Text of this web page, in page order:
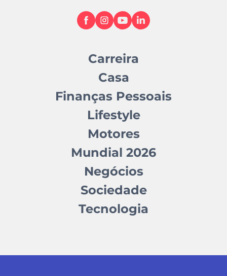
Carreira
Casa
Finanças Pessoais
Lifestyle
Motores
Mundial 2026
Negócios
Sociedade
Tecnologia